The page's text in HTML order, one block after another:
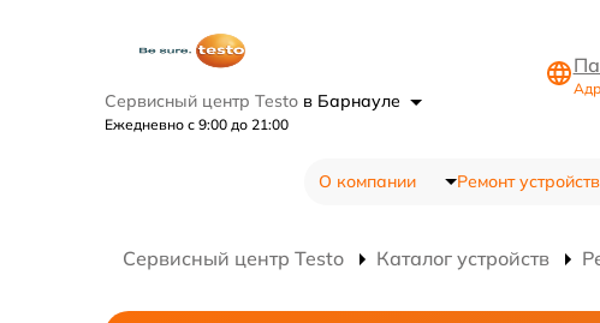
Сервисный центр Testo в Барнауле
Ежедневно с 9:00 до 21:00
О компании Ремонт устройств
Сервисный центр Testo Каталог устройств